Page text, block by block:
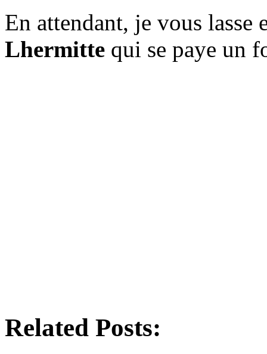
En attendant, je vous lasse
Lhermitte qui se paye un
Related Posts: